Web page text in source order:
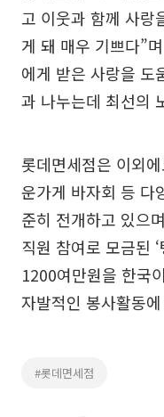
고 이웃과 함께 사랑
게 돼 매우 기쁘다”
에게 받은 사랑을 도
과 나누는데 최선의
롯데면세점은 이외
운가게 바자회 등 다
준히 전개하고 있으
직원 참여로 모금된
1200여만원을 한국
자발적인 봉사활동
#롯데면세점